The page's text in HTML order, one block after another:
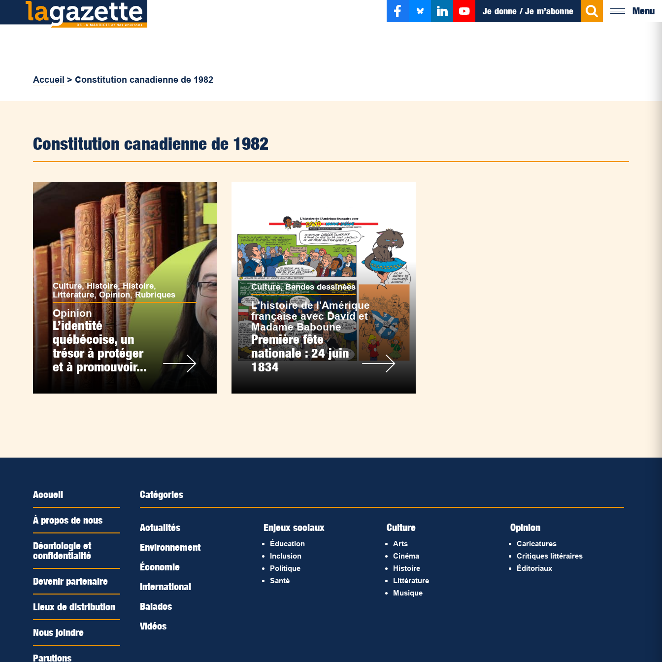
Je donne / Je m’abonne Menu
Accueil >Constitution canadienne de 1982
Constitution canadienne de 1982
Culture,Histoire,Histoire,
Littérature,Opinion,Rubriques
Opinion
L’identité
québécoise, un
trésor à protéger
et à promouvoir...
Culture,Bandes dessinées
L'histoire de l'Amérique
française avec David et
Madame Baboune
Première fête
nationale : 24 juin
1834
Accueil
À propos de nous
Déontologie et
confidentialité
Devenir partenaire
Lieux de distribution
Nous joindre
Parutions
Catégories
Actualités
Environnement
Économie
International
Balados
Vidéos
Enjeux sociaux
Éducation
Inclusion
Politique
Santé
Culture
Arts
Cinéma
Histoire
Littérature
Musique
Opinion
Caricatures
Critiques littéraires
Éditoriaux